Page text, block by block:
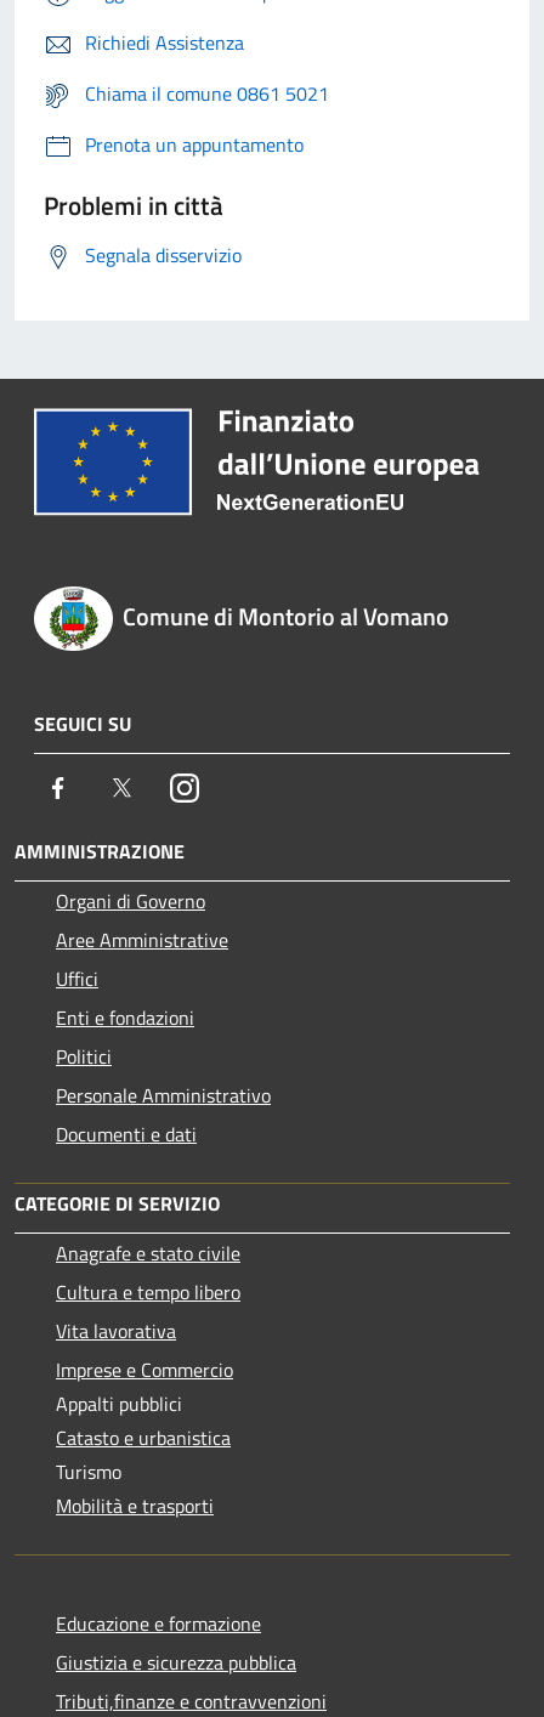
Richiedi Assistenza
Chiama il comune 0861 5021
Prenota un appuntamento
Problemi in città
Segnala disservizio
Comune di Montorio al Vomano
SEGUICI SU
Facebook TwitterInstagram
AMMINISTRAZIONE
Organi di Governo
Aree Amministrative
Uffici
Enti e fondazioni
Politici
Personale Amministrativo
Documenti e dati
CATEGORIE DI SERVIZIO
Anagrafe e stato civile
Cultura e tempo libero
Vita lavorativa
Imprese e Commercio
Appalti pubblici
Catasto e urbanistica
Turismo
Mobilità e trasporti
Educazione e formazione
Giustizia e sicurezza pubblica
Tributi,finanze e contravvenzioni